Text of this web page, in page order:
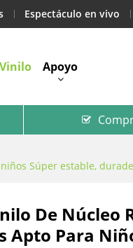
Espectáculo en vivo
Apoyo
Súper estable,
De Núcleo
Apto Para